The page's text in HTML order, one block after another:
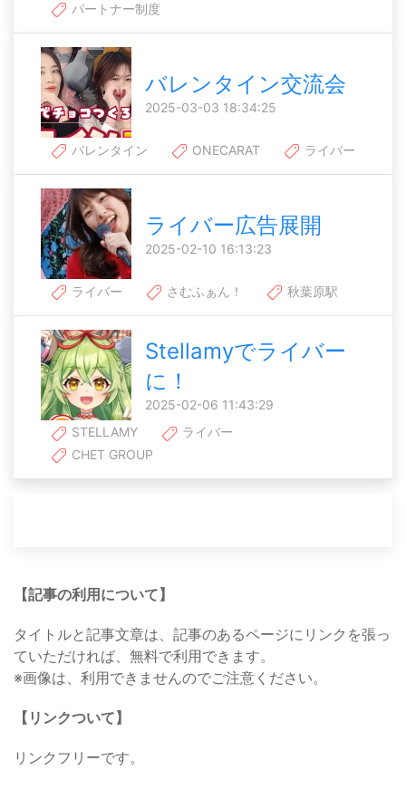
パートナー制度
バレンタイン交流会
2025-03-03 18:34:25
バレンタイン ONECARAT ライバー
ライバー広告展開
2025-02-10 16:13:23
ライバー さむふぁん！ 秋葉原駅
Stellamyでライバー
に！
2025-02-06 11:43:29
STELLAMY
ライバー
CHET GROUP
【記事の利用について】
タイトルと記事文章は、記事のあるページにリンクを張っ
ていただければ、無料で利用できます。
※画像は、利用できませんのでご注意ください。
【リンクついて】
リンクフリーです。